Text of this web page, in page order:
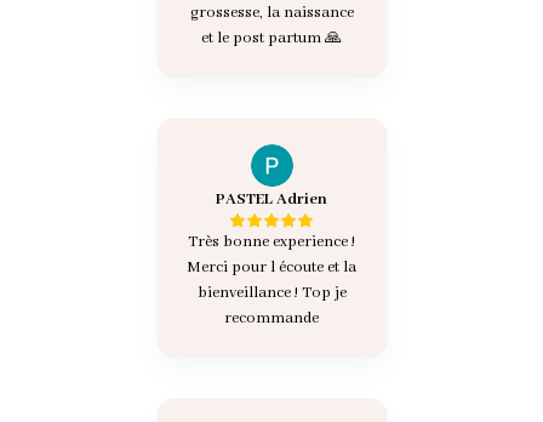
grossesse, la naissance
et le post partum 🙏
PASTEL Adrien
Très bonne experience !
Merci pour l écoute et la
bienveillance ! Top je
recommande